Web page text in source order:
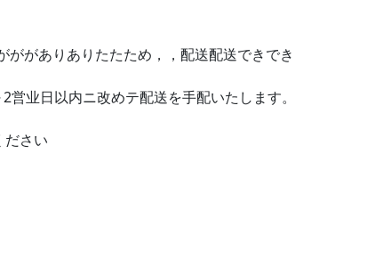
がありありたたため，，配送配送できでき
业日以内ニ改めテ配送を手配いたします。
さい